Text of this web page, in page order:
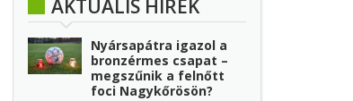
AKTUÁLIS HÍREK
Nyársapátra igazol a
bronzérmes csapat –
megszűnik a felnőtt
foci Nagykőrösön?